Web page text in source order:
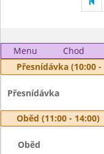
Menu Chod
Přesnídávka (10:00 -
Přesnídávka
Oběd (11:00 - 14:00)
Oběd